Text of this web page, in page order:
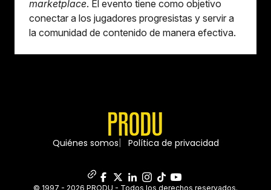
marketplace. El evento tiene como objetivo
conectar a los jugadores progresistas y servir a
la comunidad de contenido de manera efectiva.
Quiénes somos Política de privacidad
© 1997 - 2026 PRODU - Todos los derechos reservados.